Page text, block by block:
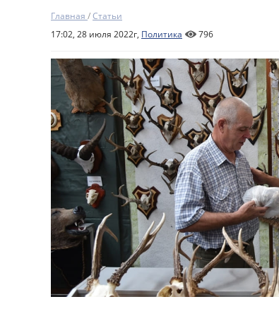
Главная /Статьи
17:02, 28 июля 2022г, Политика 796